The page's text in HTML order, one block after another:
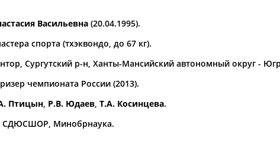
проживания
рождения
чч мм
Васильевна (20.04.1995).
спорта (тхэквондо, до 67 кг).
Сургутский р-н, Ханты-Мансийский автономный округ -
чемпионата России (2013).
Птицын Р.В. Юдаев Т.А. Косинцева.
СДЮСШОР, Минобрнаука.